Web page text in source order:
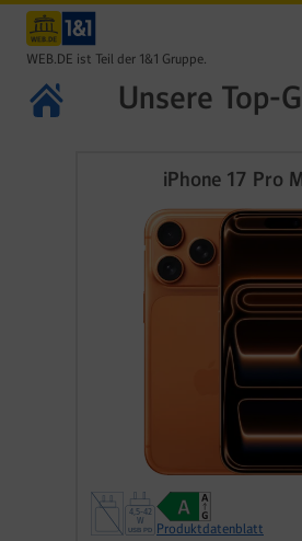
WEB.DE ist Teil der 1&1 Gruppe.
Unsere Top-
iPhone 17 Pro
Produktdatenblatt